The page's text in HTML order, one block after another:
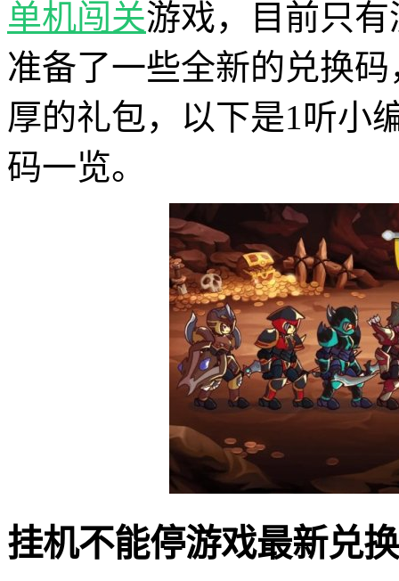
单机闯关游戏，目前只
准备了一些全新的兑换
厚的礼包，以下是1听小
码一览。
挂机不能停游戏最新兑